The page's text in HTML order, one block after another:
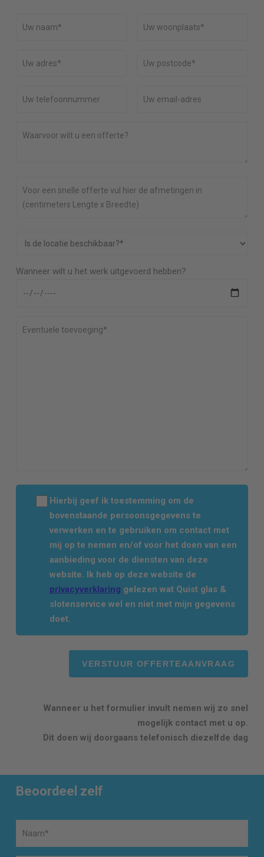
Wanneer wilt u het werk uitgevoerd hebben?
Hierbij geef ik toestemming om de
bovenstaande persoonsgegevens te
verwerken en te gebruiken om contact met
mij op te nemen en/of voor het doen van een
aanbieding voor de diensten van deze
website. Ik heb op deze website de
privacyverklaring gelezen wat Quist glas &
slotenservice wel en niet met mijn gegevens
doet.
Wanneer u het formulier invult nemen wij zo snel
mogelijk contact met u op.
Dit doen wij doorgaans telefonisch diezelfde dag
Beoordeel zelf